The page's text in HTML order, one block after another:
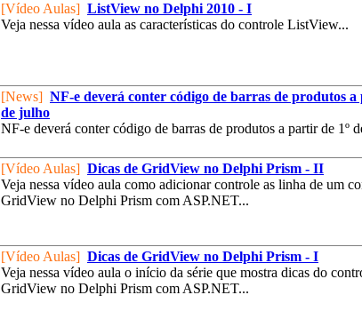
[Vídeo Aulas] ListView no Delphi 2010 - I
Veja nessa vídeo aula as características do controle ListView...
[News] NF-e deverá conter código de barras de produtos a
de julho
NF-e deverá conter código de barras de produtos a partir de 1º
[Vídeo Aulas] Dicas de GridView no Delphi Prism - II
Veja nessa vídeo aula como adicionar controle as linha de um
GridView no Delphi Prism com ASP.NET...
[Vídeo Aulas] Dicas de GridView no Delphi Prism - I
Veja nessa vídeo aula o início da série que mostra dicas do
GridView no Delphi Prism com ASP.NET...